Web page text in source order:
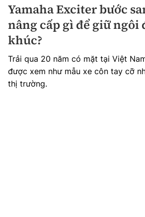
Yamaha Exciter bước
nâng cấp gì để giữ ngôi
khúc?
Trải qua 20 năm có mặt tại Việt
được xem như mẫu xe côn tay cỡ
thị trường.